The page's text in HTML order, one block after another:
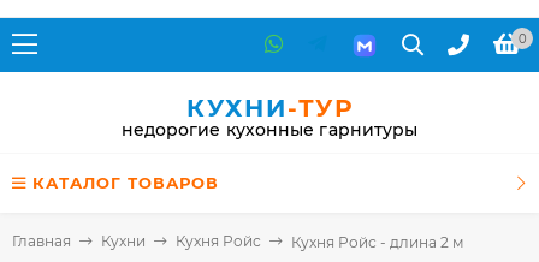
0
КУХНИ-ТУР
недорогие кухонные гарнитуры
КАТАЛОГ ТОВАРОВ
Главная Кухни Кухня Ройс Кухня Ройс - длина 2 м